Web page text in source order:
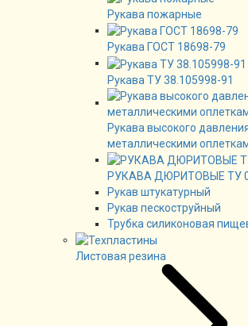
Рукава пожарные
Рукава ГОСТ 18698-79
Рукава ТУ 38.105998-91
Рукава высокого
металлическими
РУКАВА ДЮРИТОВЫЕ ТУ
Рукав штукатурный
Рукав пескоструйный
Трубка силиконовая
Листовая резина